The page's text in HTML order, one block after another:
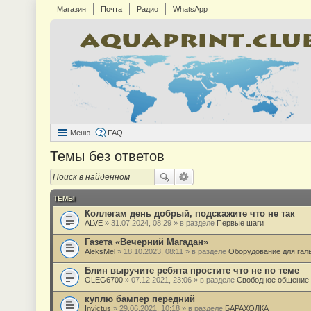
Магазин Почта Радио WhatsApp
Меню FAQ
Темы без ответов
ТЕМЫ
Коллегам день добрый, подскажите что не так
ALVE » 31.07.2024, 08:29 » в разделе Первые шаги
Газета «Вечерний Магадан»
AleksMel » 18.10.2023, 08:11 » в разделе Оборудование для
Блин выручите ребята простите что не по теме
OLEG6700 » 07.12.2021, 23:06 » в разделе Свободное общение
куплю бампер передний
Invictus » 29.06.2021, 10:18 » в разделе БАРАХОЛКА